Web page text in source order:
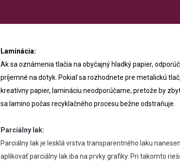
Laminácia:
Ak sa oznámenia tlačia na obyčajný hladký papier,
príjemné na dotyk. Pokiaľ sa rozhodnete pre metalickú
kreatívny papier, lamináciu neodporúčame, pretože by
sa lamino počas recyklačného procesu bežne odstraňuje.
Parciálny lak:
Parciálny lak je lesklá vrstva transparentného laku
aplikovať parciálny lak iba na prvky grafiky. Pri takomto